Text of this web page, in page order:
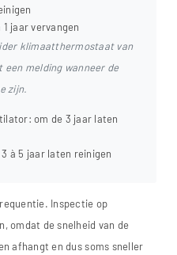
jaar vervangen
klimaatthermostaat van
melding wanneer de
zijn.
om de 3 jaar laten
à 5 jaar laten reinigen
Inspectie op
omdat de snelheid van de
afhangt en dus soms sneller